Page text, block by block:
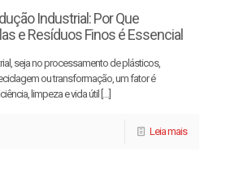
Industrial: Por Que
e Resíduos Finos é Essencial
seja no processamento de plásticos,
ou transformação, um fator é
limpeza e vida útil […]
Leia mais